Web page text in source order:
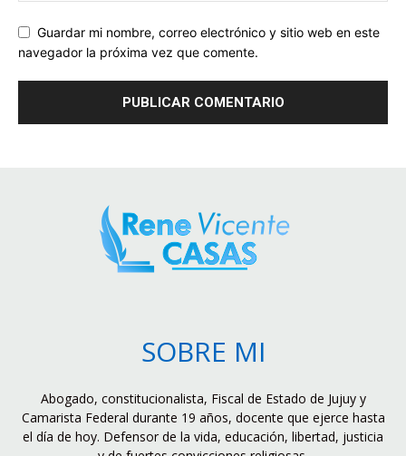
Guardar mi nombre, correo electrónico y sitio web en este
navegador la próxima vez que comente.
SOBRE MI
Abogado, constitucionalista, Fiscal de Estado de Jujuy y
Camarista Federal durante 19 años, docente que ejerce hasta
el día de hoy. Defensor de la vida, educación, libertad, justicia